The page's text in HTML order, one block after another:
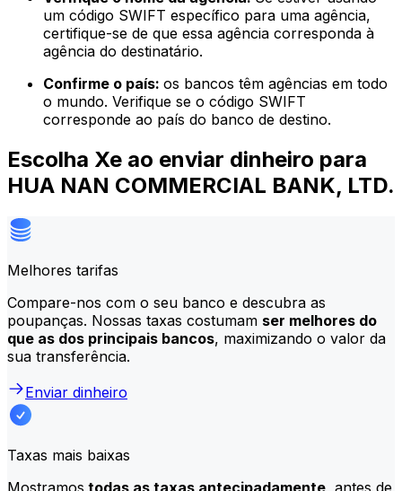
um código SWIFT específico para uma agência,
certifique-se de que essa agência corresponda à
agência do destinatário.
Confirme o país: os bancos têm agências em todo
o mundo. Verifique se o código SWIFT
corresponde ao país do banco de destino.
Escolha Xe ao enviar dinheiro para
HUA NAN COMMERCIAL BANK, LTD.
Melhores tarifas
Compare-nos com o seu banco e descubra as
poupanças. Nossas taxas costumam ser melhores do
que as dos principais bancos, maximizando o valor da
sua transferência.
Enviar dinheiro
Taxas mais baixas
Mostramos todas as taxas antecipadamente, antes de